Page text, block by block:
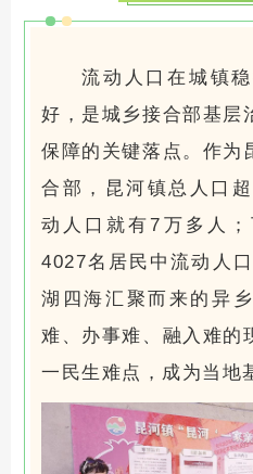
流动人口在城镇
好，是城乡接合部基层
保障的关键落点。作为
合部，昆河镇总人口
动人口就有7万多人；
4027名居民中流动人
湖四海汇聚而来的异
难、办事难、融入难的
一民生难点，成为当地